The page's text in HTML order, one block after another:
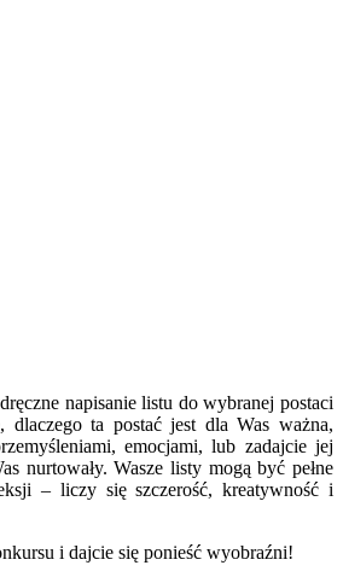
napisanie listu do wybranej postaci
dlaczego ta postać jest dla Was ważna,
emocjami, lub zadajcie jej
nurtowały. Wasze listy mogą być pełne
– liczy się szczerość, kreatywność i
i dajcie się ponieść wyobraźni!